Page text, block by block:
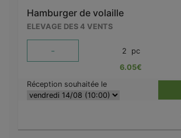
Hamburger de volaille
ELEVAGE DES 4 VENTS
- 2 pc
6.05€
Réception souhaitée le